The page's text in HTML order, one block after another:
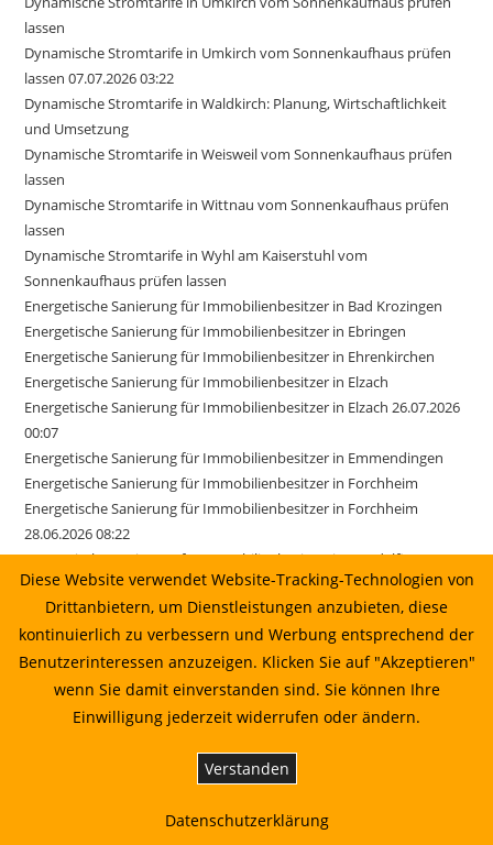
lassen
Dynamische Stromtarife in Umkirch vom Sonnenkaufhaus prüfen
lassen 07.07.2026 03:22
Dynamische Stromtarife in Waldkirch: Planung, Wirtschaftlichkeit
und Umsetzung
Dynamische Stromtarife in Weisweil vom Sonnenkaufhaus prüfen
lassen
Dynamische Stromtarife in Wittnau vom Sonnenkaufhaus prüfen
lassen
Dynamische Stromtarife in Wyhl am Kaiserstuhl vom
Sonnenkaufhaus prüfen lassen
Energetische Sanierung für Immobilienbesitzer in Bad Krozingen
Energetische Sanierung für Immobilienbesitzer in Ebringen
Energetische Sanierung für Immobilienbesitzer in Ehrenkirchen
Energetische Sanierung für Immobilienbesitzer in Elzach
Energetische Sanierung für Immobilienbesitzer in Elzach 26.07.2026
00:07
Energetische Sanierung für Immobilienbesitzer in Emmendingen
Energetische Sanierung für Immobilienbesitzer in Forchheim
Energetische Sanierung für Immobilienbesitzer in Forchheim
28.06.2026 08:22
Energetische Sanierung für Immobilienbesitzer in Gundelfingen
Energetische Sanierung für Immobilienbesitzer in Ihringen
Energetische Sanierung für Immobilienbesitzer in Kirchzarten
Energetische Sanierung für Immobilienbesitzer in March
Energetische Sanierung für Immobilienbesitzer in March 17.06.2026
01:22
Energetische Sanierung für Immobilienbesitzer in Merzhausen
Energetische Sanierung für Immobilienbesitzer in Sexau
Energetische Sanierung für Immobilienbesitzer in Sölden
Energetische Sanierung für Immobilienbesitzer in Stegen
Diese Website verwendet Website-Tracking-Technologien von
Drittanbietern, um Dienstleistungen anzubieten, diese
kontinuierlich zu verbessern und Werbung entsprechend der
Benutzerinteressen anzuzeigen. Klicken Sie auf "Akzeptieren"
wenn Sie damit einverstanden sind. Sie können Ihre
Einwilligung jederzeit widerrufen oder ändern.
Verstanden
Datenschutzerklärung